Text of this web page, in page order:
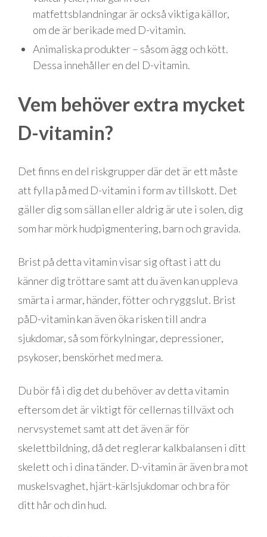
matfettsblandningar är också viktiga källor,
om de är berikade med D-vitamin.
Animaliska produkter – såsom ägg och kött.
Dessa innehåller en del D-vitamin.
Vem behöver extra mycket
D-vitamin?
Det finns en del riskgrupper där det är ett måste
att fylla på med D-vitamin i form av tillskott. Det
gäller dig som sällan eller aldrig är ute i solen, dig
som har mörk hudpigmentering, barn och gravida.
Brist på detta vitamin visar sig oftast i att du
känner dig tröttare samt att du även kan uppleva
smärta i armar, händer, fötter och ryggslut. Brist
påD-vitamin kan även öka risken till andra
sjukdomar, så som förkylningar, depressioner,
psykoser, benskörhet med mera.
Du bör få i dig det du behöver av detta vitamin
eftersom det är viktigt för cellernas tillväxt och
nervsystemet samt att det även är för
skelettbildning, då det reglerar kalkbalansen i ditt
skelett och i dina tänder. D-vitamin är även bra mot
muskelsvaghet, hjärt-kärlsjukdomar och bra för
ditt hår och din hud.